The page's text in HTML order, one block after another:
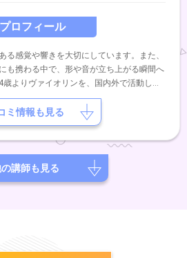
プロフィール
る感覚や響きを大切にしています。また、
も携わる中で、形や音が立ち上がる瞬間へ
よりヴァイオリンを、国内外で活動して
のもとで学び、5歳よりピアノとソルフェ
はギター・ベース・ドラム・キーボードな
楽に触れてきました。ピアノバーでの演奏
ブル、自作曲の演奏など、日常の中で表現
や場の空気との対話を大切にしながら、音
た演奏を重ねてきました。レッスンでは、
方の中にある感覚や表現が自然に立ち上が
スで音と向き合える時間をサポートいたし
ミ情報も見る
講師も見る